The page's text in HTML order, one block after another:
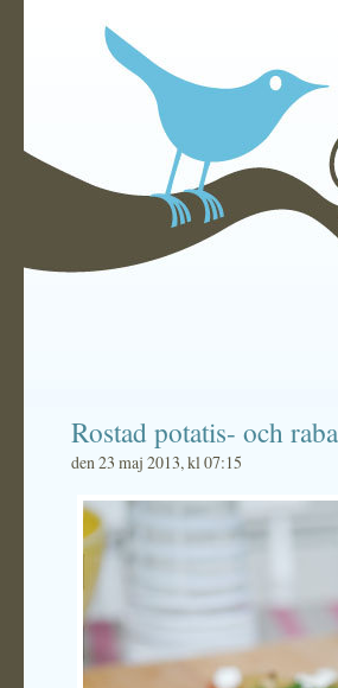
Rostad potatis- och
den 23 maj 2013, kl 07:15